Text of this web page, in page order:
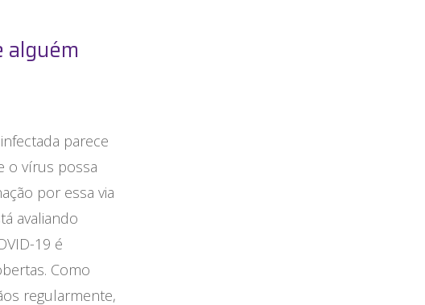
alguém
parece
o vírus possa
por essa via
avaliando
19 é
Como
regularmente,